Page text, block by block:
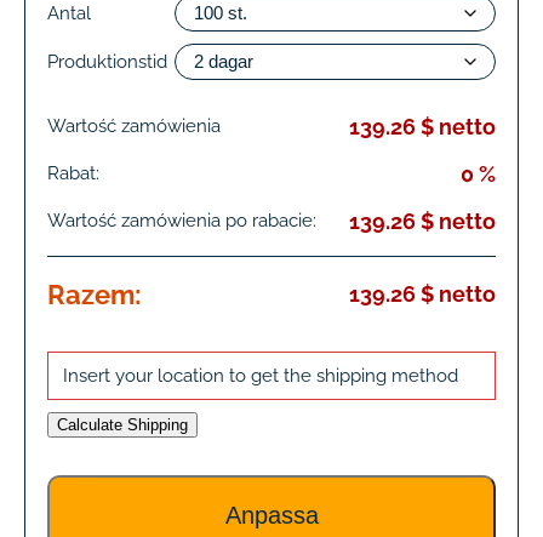
Antal
Produktionstid
Wartość zamówienia 139.26 $ netto
Rabat: 0 %
Wartość zamówienia po rabacie: 139.26 $ netto
Razem: 139.26 $ netto
Insert your location to get the shipping method
Calculate Shipping